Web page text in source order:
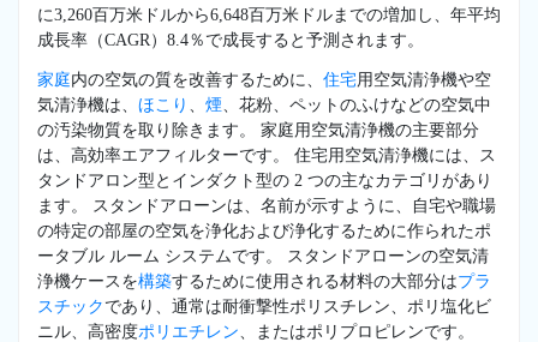
に3,260百万米ドルから6,648百万米ドルまでの増加し、年平均
成長率（CAGR）8.4％で成長すると予測されます。
家庭内の空気の質を改善するために、 住宅用空気清浄機や空
気清浄機は、 ほこり 煙 、花粉、ペットのふけなどの空気中
の汚染物質を取り除きます。 家庭用空気清浄機の主要部分
は、高効率エアフィルターです。 住宅用空気清浄機には、ス
タンドアロン型とインダクト型の 2 つの主なカテゴリがあり
ます。 スタンドアローンは、名前が示すように、自宅や職場
の特定の部屋の空気を浄化および浄化するために作られたポ
ータブル ルーム システムです。 スタンドアローンの空気清
浄機ケースを構築するために使用される材料の大部分はプラ
スチック であり、通常は耐衝撃性ポリスチレン、ポリ塩化ビ
ニル、高密度ポリエチレン 、またはポリプロピレンです。